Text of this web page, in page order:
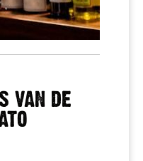
VAN DE